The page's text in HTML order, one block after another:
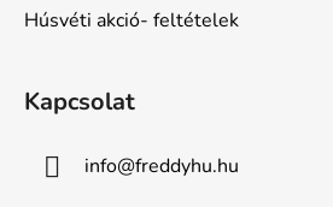
Húsvéti akció- feltételek
Kapcsolat
info@freddyhu.hu